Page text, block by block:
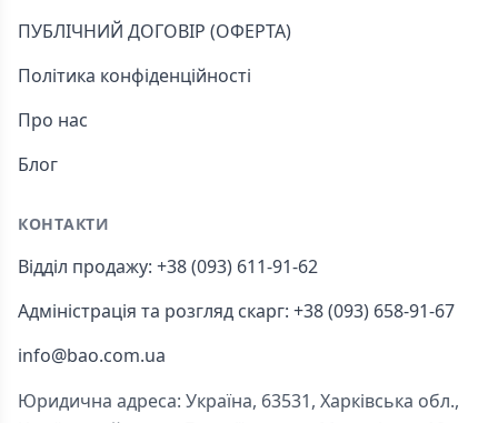
ПУБЛІЧНИЙ ДОГОВІР (ОФЕРТА)
Політика конфіденційності
Про нас
Блог
КОНТАКТИ
Відділ продажу: +38 (093) 611-91-62
Адміністрація та розгляд скарг: +38 (093) 658-91-67
info@bao.com.ua
Юридична адреса: Україна, 63531, Харківська обл.,